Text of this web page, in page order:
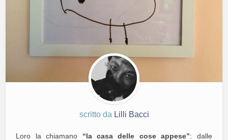
scritto da Lilli Bacci
Loro la chiamano “la casa delle cose appese”: dalle